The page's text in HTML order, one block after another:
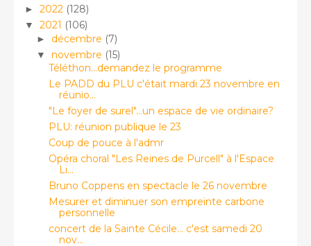
► 2022 (128)
▼ 2021 (106)
► décembre (7)
▼ novembre (15)
Téléthon...demandez le programme
Le PADD du PLU c'était mardi 23 novembre en
réunio...
"Le foyer de surel"...un espace de vie ordinaire?
PLU: réunion publique le 23
Coup de pouce à l'admr
Opéra choral "Les Reines de Purcell" à l'Espace
Li...
Bruno Coppens en spectacle le 26 novembre
Mesurer et diminuer son empreinte carbone
personnelle
concert de la Sainte Cécile... c'est samedi 20
nov...